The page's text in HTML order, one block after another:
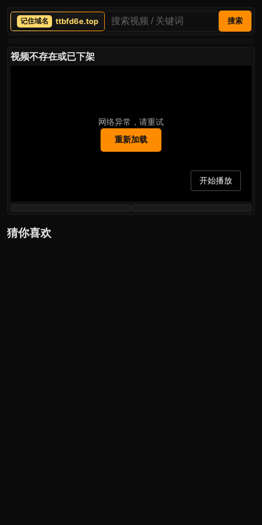
ttbfd6e.top 搜索
视频不存在或已下架
网络异常，请重试
重新加载
开始播放
猜你喜欢